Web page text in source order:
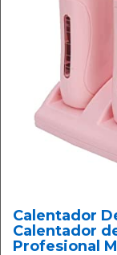
Calentador
Calentador
Profesional